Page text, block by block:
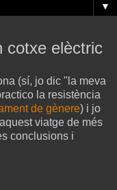
▼
cotxe elèctric
(sí, jo dic "la meva
la resistència
de gènere) i jo
viatge de més
conclusions i